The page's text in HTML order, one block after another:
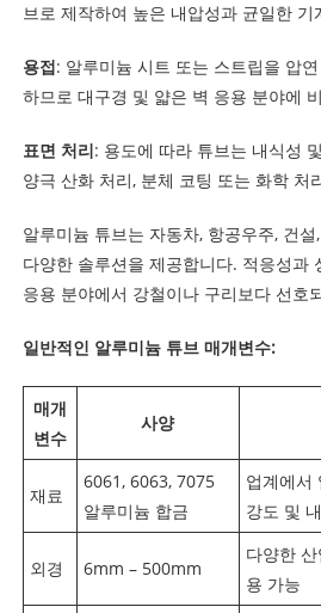
브로 제작하여 높은 내압성과 균일한
용접: 알루미늄 시트 또는 스트립을 압
하므로 대구경 및 얇은 벽 응용 분야에
표면 처리: 용도에 따라 튜브는 내식성
양극 산화 처리, 분체 코팅 또는 화학 처
알루미늄 튜브는 자동차, 항공우주, 건
다양한 솔루션을 제공합니다. 적응성과
응용 분야에서 강철이나 구리보다 선호
일반적인 알루미늄 튜브 매개변수:
매개
변수
사양
재료
6061, 6063, 7075
알루미늄 합금
업계에서
강도 및
외경 6mm – 500mm
다양한
용 가능